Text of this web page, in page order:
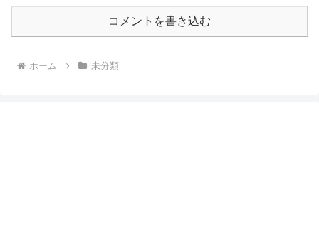
コメントを書き込む
ホーム 未分類